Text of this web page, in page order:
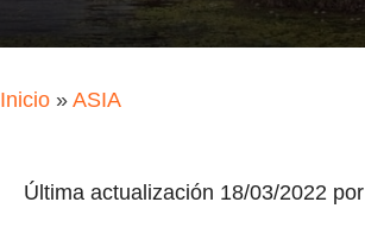
Inicio » ASIA
Última actualización 18/03/2022 por